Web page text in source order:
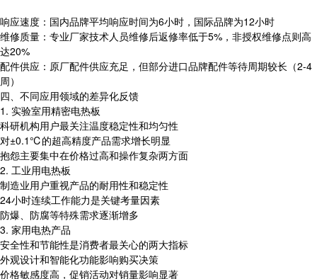
响应速度：国内品牌平均响应时间为6小时，国际品牌为12小时
维修质量：专业厂家技术人员维修后返修率低于5%，非授权维修点则高
达20%
配件供应：原厂配件供应充足，但部分进口品牌配件等待周期较长（2-4
周）
四、不同应用领域的差异化反馈
1. 实验室用精密电热板
科研机构用户最关注温度稳定性和均匀性
对±0.1℃的超高精度产品需求增长明显
抱怨主要集中在价格过高和操作复杂两方面
2. 工业用电热板
制造业用户重视产品的耐用性和稳定性
24小时连续工作能力是关键考量因素
防爆、防腐等特殊需求逐渐增多
3. 家用电热产品
安全性和节能性是消费者最关心的两大指标
外观设计和智能化功能影响购买决策
价格敏感度高，促销活动对销量影响显著